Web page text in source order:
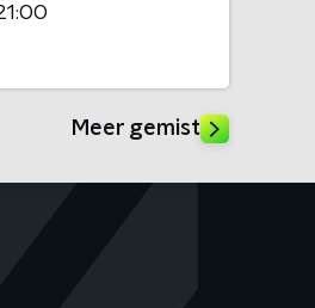
Meer gemist